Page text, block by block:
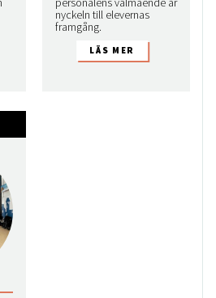
nyckeln till elevernas
framgång.